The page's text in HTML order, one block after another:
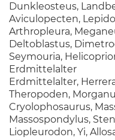
Dunkleosteus,
Aviculopecten,
Arthropleura,
Deltoblastus,
Seymouria,
Erdmittelalter
Erdmittelalter,
Theropoden,
Cryolophosaurus,
Massospondylus,
Liopleurodon, Yi,